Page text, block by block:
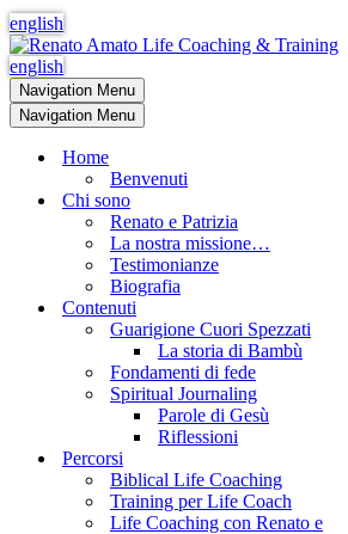
english
english
Navigation Menu
Navigation Menu
Home
Benvenuti
Chi sono
Renato e Patrizia
La nostra missione…
Testimonianze
Biografia
Contenuti
Guarigione Cuori Spezzati
La storia di Bambù
Fondamenti di fede
Spiritual Journaling
Parole di Gesù
Riflessioni
Percorsi
Biblical Life Coaching
Training per Life Coach
Life Coaching con Renato e